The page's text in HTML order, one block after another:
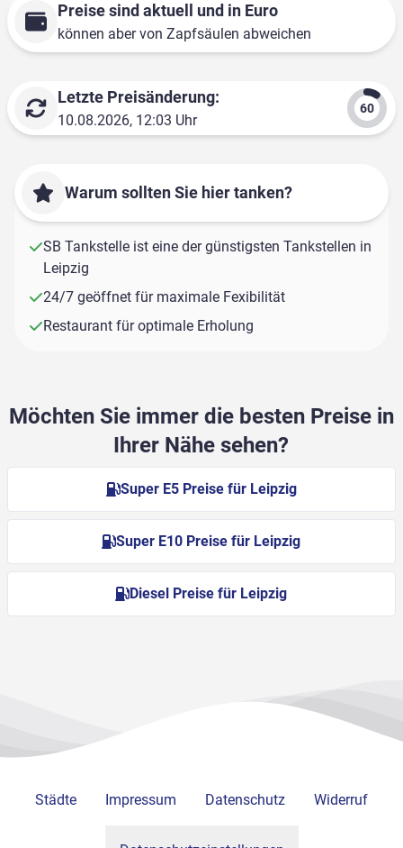
Preise sind aktuell und in Euro
können aber von Zapfsäulen abweichen
Letzte Preisänderung:
10.08.2026, 12:03 Uhr
Warum sollten Sie hier tanken?
SB Tankstelle ist eine der günstigsten Tankstellen in
Leipzig
24/7 geöffnet für maximale Fexibilität
Restaurant für optimale Erholung
Möchten Sie immer die besten Preise in
Ihrer Nähe sehen?
Super E5 Preise für Leipzig
Super E10 Preise für Leipzig
Diesel Preise für Leipzig
Städte Impressum Datenschutz Widerruf